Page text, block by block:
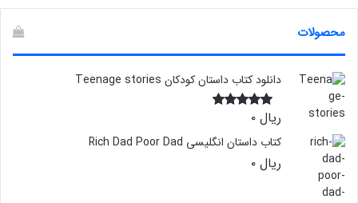
محصولات
دانلود کتاب داستان کودکان Teenage stories
نمره
ریال
کتاب داستان انگلیسی Rich Dad Poor Dad
ریال